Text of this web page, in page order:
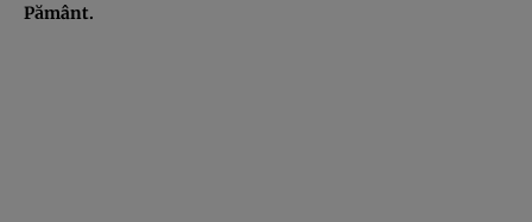
Pământ.